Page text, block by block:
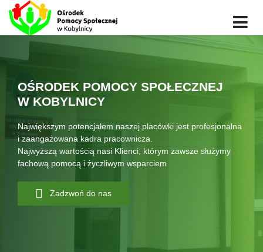
OŚRODEK POMOCY SPOŁECZNEJ
W KOBYLNICY
Największym potencjałem naszej placówki jest profesjonalna
i zaangażowana kadra pracownicza.
Najwyższą wartością nasi Klienci, którym zawsze służymy
fachową pomocą i życzliwym wsparciem
Zadzwoń do nas